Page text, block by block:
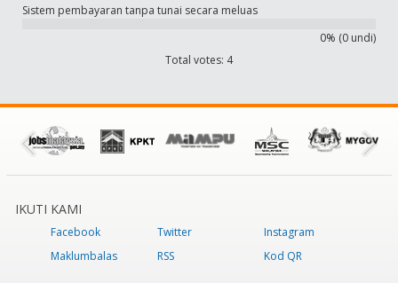
Sistem pembayaran tanpa tunai secara meluas
0% (0 undi)
Total votes: 4
IKUTI KAMI
Facebook Twitter
Instagram
Maklumbalas
RSS Kod QR